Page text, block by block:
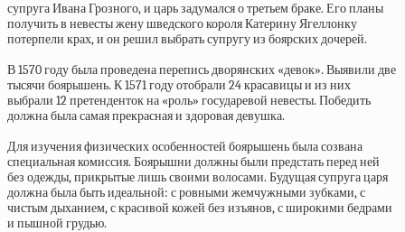
супруга Ивана Грозного, и царь задумался о третьем браке. Его планы
получить в невесты жену шведского короля Катерину Ягеллонку
потерпели крах, и он решил выбрать супругу из боярских дочерей.
В 1570 году была проведена перепись дворянских «девок». Выявили две
тысячи боярышень. К 1571 году отобрали 24 красавицы и из них
выбрали 12 претенденток на «роль» государевой невесты. Победить
должна была самая прекрасная и здоровая девушка.
Для изучения физических особенностей боярышень была созвана
специальная комиссия. Боярышни должны были предстать перед ней
без одежды, прикрытые лишь своими волосами. Будущая супруга царя
должна была быть идеальной: с ровными жемчужными зубками, с
чистым дыханием, с красивой кожей без изъянов, с широкими бедрами
и пышной грудью.